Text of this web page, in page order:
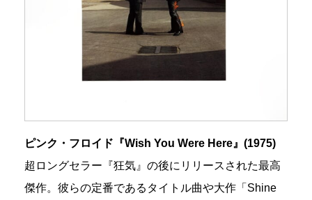
ピンク・フロイド『Wish You Were Here』(1975)
超ロングセラー『狂気』の後にリリースされた最高
傑作。彼らの定番であるタイトル曲や大作「Shine